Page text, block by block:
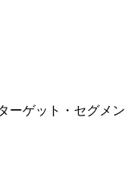
ゲット・セグメ